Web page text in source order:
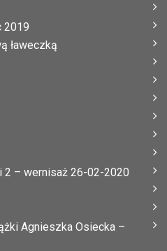
2019
ławeczką
2 – wernisaż 26-02-2020
Agnieszka Osiecka –